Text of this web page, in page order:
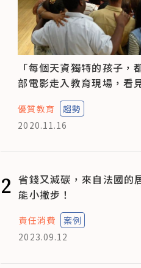
「每個天資獨特的孩子
部電影走入教育現場，看
優質教育
趨勢
2020.11.16
2 省錢又減碳，來自法國的
能小撇步！
責任消費
案例
2023.09.12